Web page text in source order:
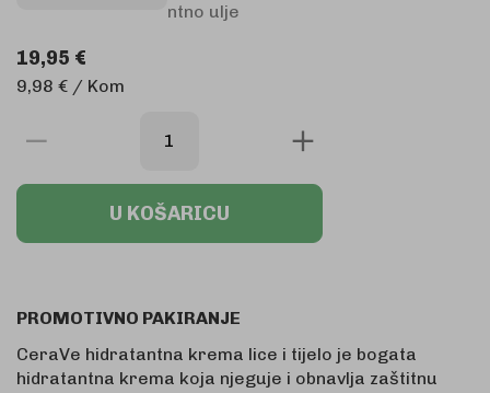
ntno ulje
19,95 €
9,98 € / Kom
U KOŠARICU
PROMOTIVNO PAKIRANJE
CeraVe hidratantna krema lice i tijelo je bogata
hidratantna krema koja njeguje i obnavlja zaštitnu